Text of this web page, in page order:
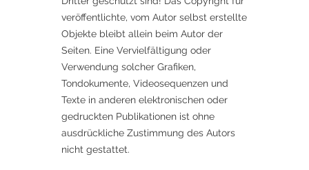
veröffentlichte, vom Autor selbst erstellte
Objekte bleibt allein beim Autor der
Seiten. Eine Vervielfältigung oder
Verwendung solcher Grafiken,
Tondokumente, Videosequenzen und
Texte in anderen elektronischen oder
gedruckten Publikationen ist ohne
ausdrückliche Zustimmung des Autors
nicht gestattet.